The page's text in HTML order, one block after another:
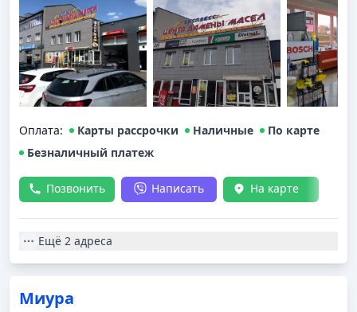
Оплата: Карты рассрочки Наличные
По карте
Безналичный платеж
Позвонить Написать На карте
Ещё 2 адреса
Миура